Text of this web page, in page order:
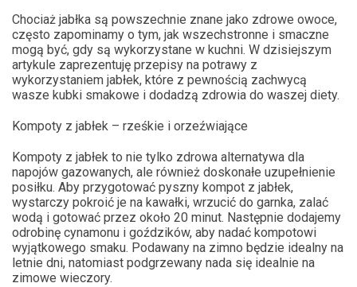
Chociaż jabłka są powszechnie znane jako zdrowe owoce,
często zapominamy o tym, jak wszechstronne i smaczne
mogą być, gdy są wykorzystane w kuchni. W dzisiejszym
artykule zaprezentuję przepisy na potrawy z
wykorzystaniem jabłek, które z pewnością zachwycą
wasze kubki smakowe i dodadzą zdrowia do waszej diety.
Kompoty z jabłek – rześkie i orzeźwiające
Kompoty z jabłek to nie tylko zdrowa alternatywa dla
napojów gazowanych, ale również doskonałe uzupełnienie
posiłku. Aby przygotować pyszny kompot z jabłek,
wystarczy pokroić je na kawałki, wrzucić do garnka, zalać
wodą i gotować przez około 20 minut. Następnie dodajemy
odrobinę cynamonu i goździków, aby nadać kompotowi
wyjątkowego smaku. Podawany na zimno będzie idealny na
letnie dni, natomiast podgrzewany nada się idealnie na
zimowe wieczory.